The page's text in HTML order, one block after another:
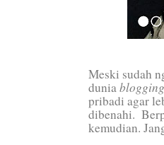
Meski sudah
dunia
pribadi agar
dibenahi.
kemudian.